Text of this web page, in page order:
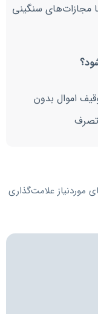
سنگینی
اموال بدون
تصرف
موردنیاز علامت‌گذاری